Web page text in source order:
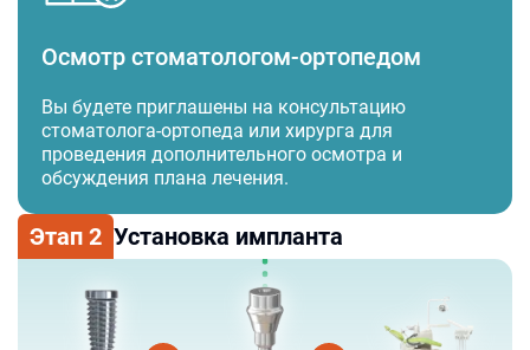
Осмотр стоматологом-ортопедом
Вы будете приглашены на консультацию
стоматолога-ортопеда или хирурга для
проведения дополнительного осмотра и
обсуждения плана лечения.
Этап 2 Установка импланта